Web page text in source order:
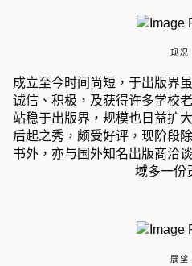
现况
成立至今时间尚短，于出版界
诚信、积极，及获得许多学校
站稳于出版界，规模也日益扩
后起之秀，颇受好评，现阶段
书外，亦与国外知名出版商洽
域多一份
展望